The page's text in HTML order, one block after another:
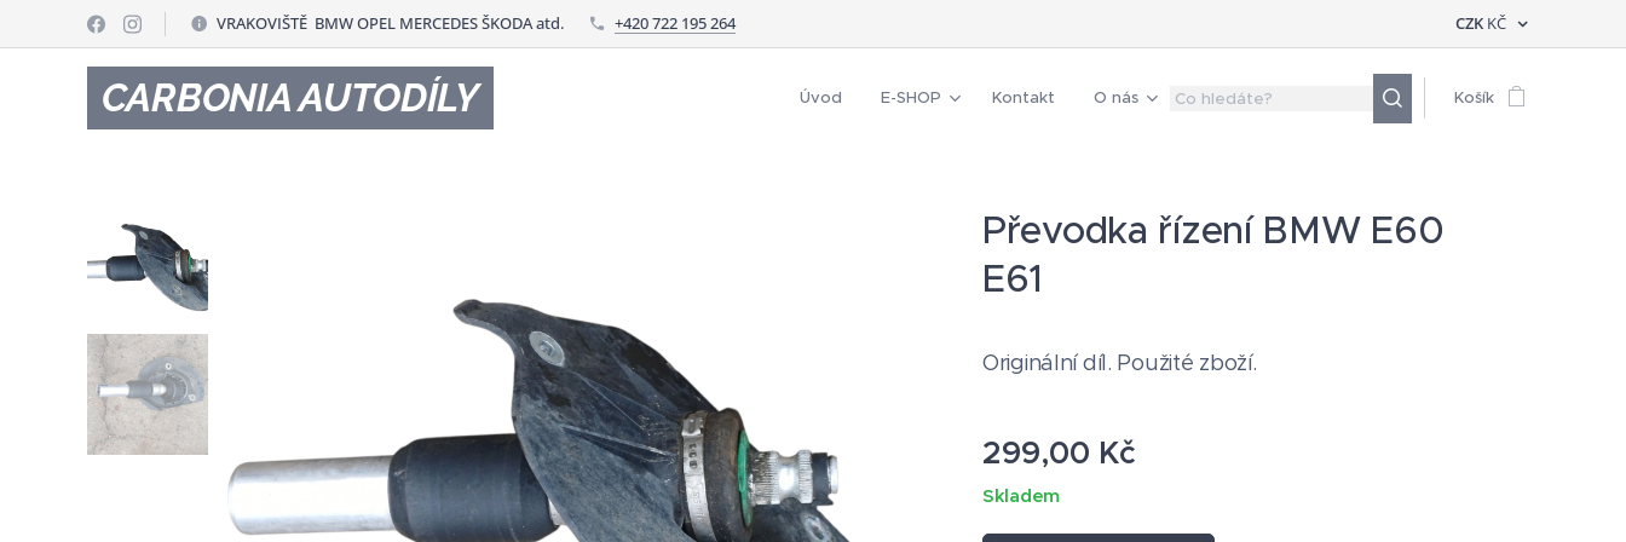
VRAKOVIŠTĚ BMW OPEL MERCEDES ŠKODA atd. +420 722 195 264 CZK KČ
CARBONIA AUTODÍLY Úvod E-SHOP Kontakt O nás Košík
Převodka řízení BMW E60
E61
Originální díl. Použité zboží.
299,00 Kč
Skladem